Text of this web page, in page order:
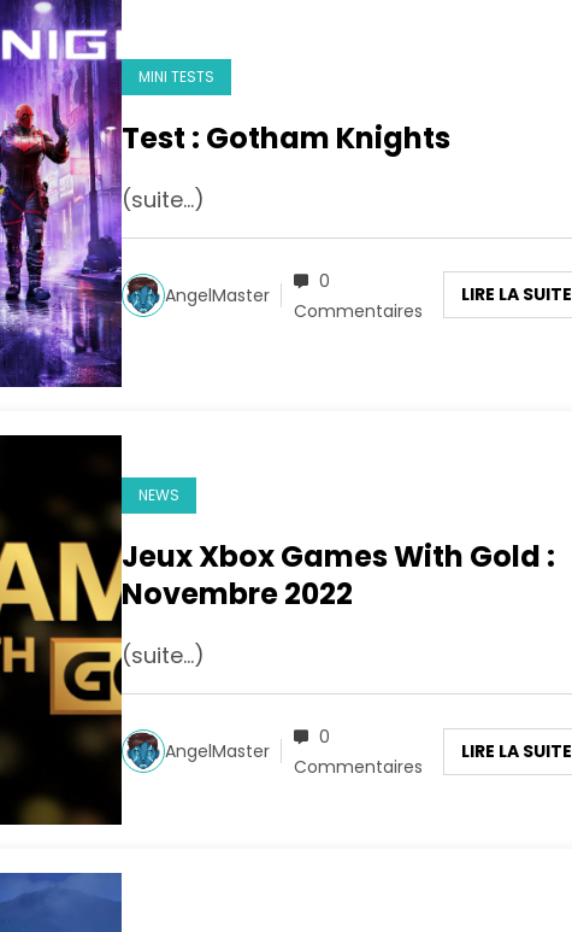
MINI TESTS
Test : Gotham Knights
(suite…)
AngelMaster
0
Commentaires
LIRE LA SUITE
NEWS
Jeux Xbox Games With Gold :
Novembre 2022
(suite…)
AngelMaster
0
Commentaires
LIRE LA SUITE